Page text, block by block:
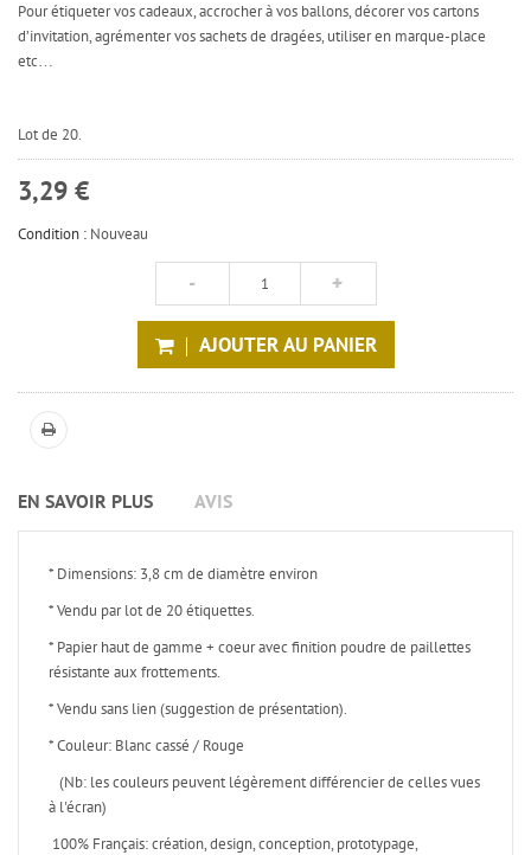
Pour étiqueter vos cadeaux, accrocher à vos ballons, décorer vos cartons
d’invitation, agrémenter vos sachets de dragées, utiliser en marque-place
etc…
Lot de 20.
3,29 €
Condition : Nouveau
AJOUTER AU PANIER
EN SAVOIR PLUS AVIS
* Dimensions: 3,8 cm de diamètre environ
* Vendu par lot de 20 étiquettes.
* Papier haut de gamme + coeur avec finition poudre de paillettes
résistante aux frottements.
* Vendu sans lien (suggestion de présentation).
* Couleur: Blanc cassé / Rouge
(Nb: les couleurs peuvent légèrement différencier de celles vues
à l'écran)
100% Français: création, design, conception, prototypage,